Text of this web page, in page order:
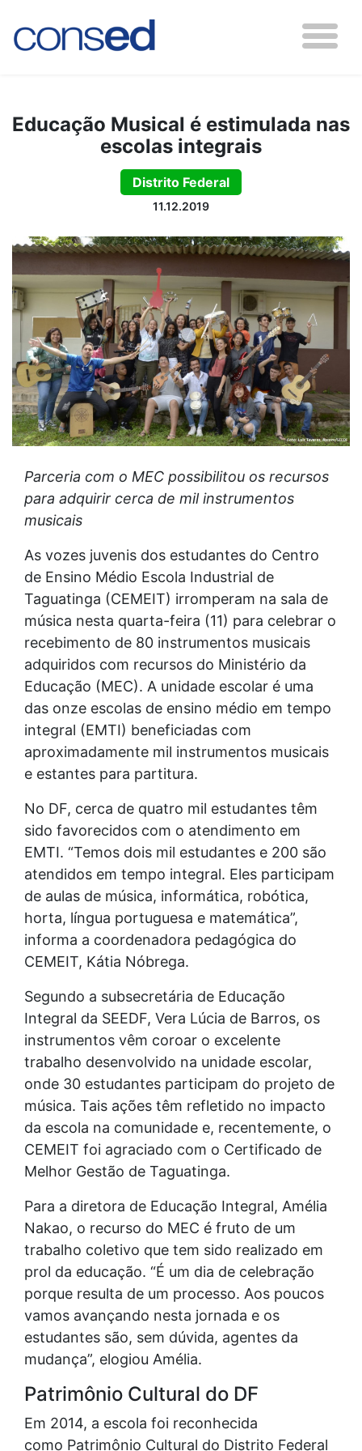
Educação Musical é estimulada nas
escolas integrais
Distrito Federal
11.12.2019
Parceria com o MEC possibilitou os recursos
para adquirir cerca de mil instrumentos
musicais
As vozes juvenis dos estudantes do Centro
de Ensino Médio Escola Industrial de
Taguatinga (CEMEIT) irromperam na sala de
música nesta quarta-feira (11) para celebrar o
recebimento de 80 instrumentos musicais
adquiridos com recursos do Ministério da
Educação (MEC). A unidade escolar é uma
das onze escolas de ensino médio em tempo
integral (EMTI) beneficiadas com
aproximadamente mil instrumentos musicais
e estantes para partitura.
No DF, cerca de quatro mil estudantes têm
sido favorecidos com o atendimento em
EMTI. “Temos dois mil estudantes e 200 são
atendidos em tempo integral. Eles participam
de aulas de música, informática, robótica,
horta, língua portuguesa e matemática”,
informa a coordenadora pedagógica do
CEMEIT, Kátia Nóbrega.
Segundo a subsecretária de Educação
Integral da SEEDF, Vera Lúcia de Barros, os
instrumentos vêm coroar o excelente
trabalho desenvolvido na unidade escolar,
onde 30 estudantes participam do projeto de
música. Tais ações têm refletido no impacto
da escola na comunidade e, recentemente, o
CEMEIT foi agraciado com o Certificado de
Melhor Gestão de Taguatinga.
Para a diretora de Educação Integral, Amélia
Nakao, o recurso do MEC é fruto de um
trabalho coletivo que tem sido realizado em
prol da educação. “É um dia de celebração
porque resulta de um processo. Aos poucos
vamos avançando nesta jornada e os
estudantes são, sem dúvida, agentes da
mudança”, elogiou Amélia.
Patrimônio Cultural do DF
Em 2014, a escola foi reconhecida
como Patrimônio Cultural do Distrito Federal